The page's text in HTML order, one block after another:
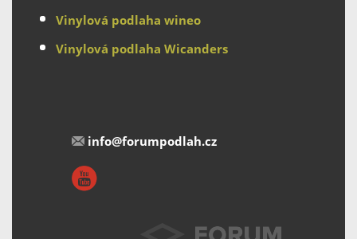
Vinylová podlaha wineo
Vinylová podlaha Wicanders
info@forumpodlah.cz